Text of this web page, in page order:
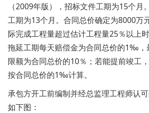
（2009年版），招标文件工期为15个月
工期为13个月。合同总价确定为8000万
际完成工程量超过估计工程量25％以上
拖延工期每天赔偿金为合同总价的1‰，
限额为合同总价的10％；若能提前竣工
按合同总价的1‰计算。
承包方开工前编制并经总监理工程师认
如下图：